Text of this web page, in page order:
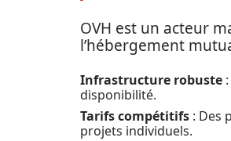
OVH est un acteur
l’hébergement
Infrastructure robuste
disponibilité.
Tarifs compétitifs : Des
projets individuels.